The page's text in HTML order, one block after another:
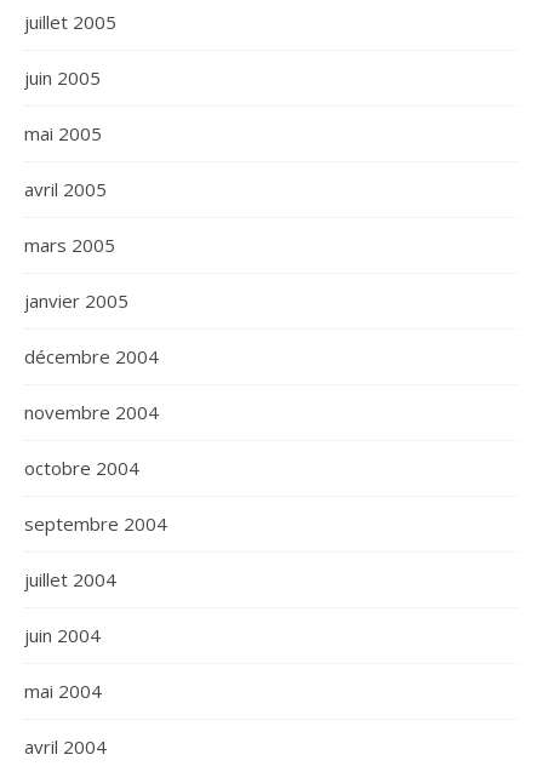
juillet 2005
juin 2005
mai 2005
avril 2005
mars 2005
janvier 2005
décembre 2004
novembre 2004
octobre 2004
septembre 2004
juillet 2004
juin 2004
mai 2004
avril 2004